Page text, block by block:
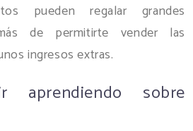
pueden regalar grandes
de permitirte vender las
ingresos extras.
aprendiendo sobre